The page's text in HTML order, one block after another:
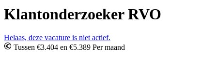
Klantonderzoeker RVO
Helaas, deze vacature is niet actief.
Tussen €3.404 en €5.389 Per maand